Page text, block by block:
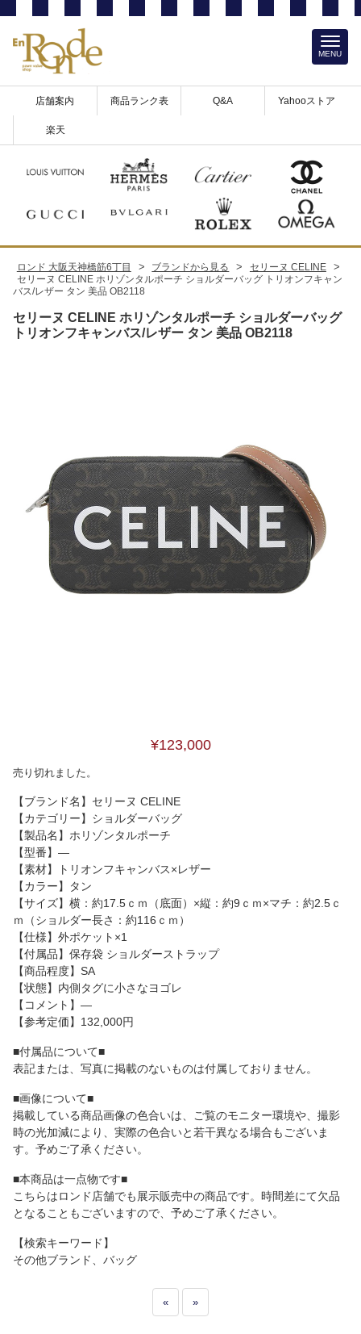
店舗案内 商品ランク表 Q&A Yahooストア
楽天
MENU
ロンド 大阪天神橋筋6丁目 > ブランドから見る > セリーヌ CELINE >
セリーヌ CELINE ホリゾンタルポーチ ショルダーバッグ トリオンフキャン
バス/レザー タン 美品 OB2118
セリーヌ CELINE ホリゾンタルポーチ ショルダーバッグ
トリオンフキャンバス/レザー タン 美品 OB2118
¥123,000
売り切れました。
【ブランド名】セリーヌ CELINE
【カテゴリー】ショルダーバッグ
【製品名】ホリゾンタルポーチ
【型番】―
【素材】トリオンフキャンバス×レザー
【カラー】タン
【サイズ】横：約17.5ｃｍ（底面）×縦：約9ｃｍ×マチ：約2.5ｃ
ｍ（ショルダー長さ：約116ｃｍ）
【仕様】外ポケット×1
【付属品】保存袋 ショルダーストラップ
【商品程度】SA
【状態】内側タグに小さなヨゴレ
【コメント】―
【参考定価】132,000円
■付属品について■
表記または、写真に掲載のないものは付属しておりません。
■画像について■
掲載している商品画像の色合いは、ご覧のモニター環境や、撮影
時の光加減により、実際の色合いと若干異なる場合もございま
す。予めご了承ください。
■本商品は一点物です■
こちらはロンド店舗でも展示販売中の商品です。時間差にて欠品
となることもございますので、予めご了承ください。
【検索キーワード】
その他ブランド、バッグ
« »